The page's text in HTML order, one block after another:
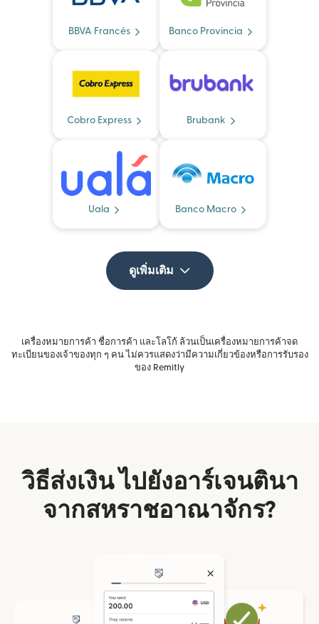
BBVA Francés Banco Provincia
Cobro Express Brubank
Uala Banco Macro
ดูเพิ่มเติม
เครื่องหมายการค้า ชื่อการค้า และโลโก้ ล้วนเป็นเครื่องหมายการค้าจด
ทะเบียนของเจ้าของทุก ๆ คน ไม่ควรแสดงว่ามีความเกี่ยวข้องหรือการรับรอง
ของ Remitly
วิธีส่งเงิน ไปยังอาร์เจนตินา
จากสหราชอาณาจักร?